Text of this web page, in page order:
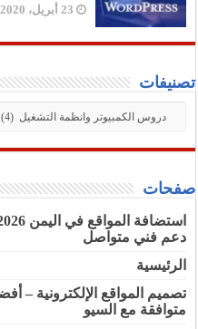
23 أبريل، 2020
تصنيفات
صفحات
دعم فني متواصل
الرئيسية
تصميم المواقع الإلكترونية –
متوافقة مع السيو